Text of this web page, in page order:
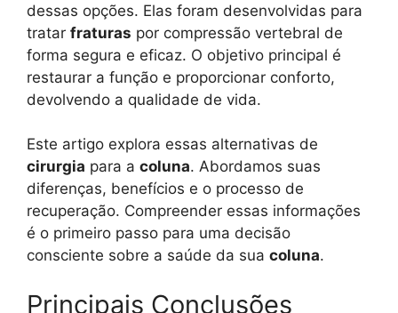
dessas opções. Elas foram desenvolvidas para
tratar fraturas por compressão vertebral de
forma segura e eficaz. O objetivo principal é
restaurar a função e proporcionar conforto,
devolvendo a qualidade de vida.
Este artigo explora essas alternativas de
cirurgia para a coluna. Abordamos suas
diferenças, benefícios e o processo de
recuperação. Compreender essas informações
é o primeiro passo para uma decisão
consciente sobre a saúde da sua coluna.
Principais Conclusões